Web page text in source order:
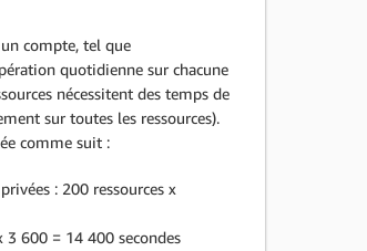
compte, tel que
quotidienne sur chacune
nécessitent des temps de
sur toutes les ressources).
comme suit :
: 200 ressources x
600 = 14 400 secondes